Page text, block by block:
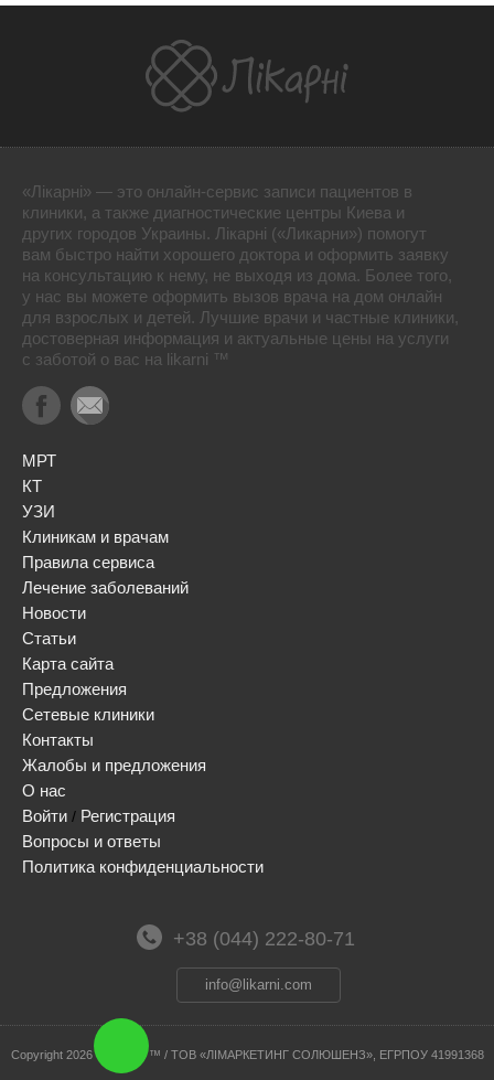
«Лікарні» — это онлайн-сервис записи пациентов в
клиники, а также диагностические центры Киева и
других городов Украины. Лікарні («Ликарни») помогут
вам быстро найти хорошего доктора и оформить заявку
на консультацию к нему, не выходя из дома. Более того,
у нас вы можете оформить вызов врача на дом онлайн
для взрослых и детей. Лучшие врачи и частные клиники,
достоверная информация и актуальные цены на услуги
с заботой о вас на likarni ™
МРТ
КТ
УЗИ
Клиникам и врачам
Правила сервиса
Лечение заболеваний
Новости
Статьи
Карта сайта
Предложения
Сетевые клиники
Контакты
Жалобы и предложения
О нас
Войти / Регистрация
Вопросы и ответы
Политика конфиденциальности
+38 (044) 222-80-71
info@likarni.com
Сopyright 2026 © / likarni ™ / ТОВ «ЛІМАРКЕТИНГ СОЛЮШЕНЗ», ЕГРПОУ 41991368